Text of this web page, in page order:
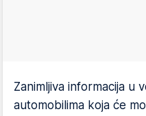
Zanimljiva informacija u
automobilima koja će